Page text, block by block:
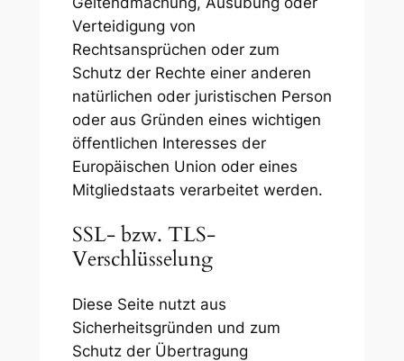
Verteidigung von
Rechtsansprüchen oder zum
Schutz der Rechte einer anderen
natürlichen oder juristischen Person
oder aus Gründen eines wichtigen
öffentlichen Interesses der
Europäischen Union oder eines
Mitgliedstaats verarbeitet werden.
SSL- bzw. TLS-
Verschlüsselung
Diese Seite nutzt aus
Sicherheitsgründen und zum
Schutz der Übertragung